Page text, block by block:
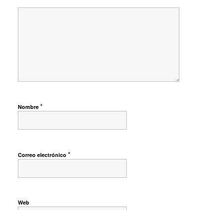
Nombre *
Correo electrónico *
Web